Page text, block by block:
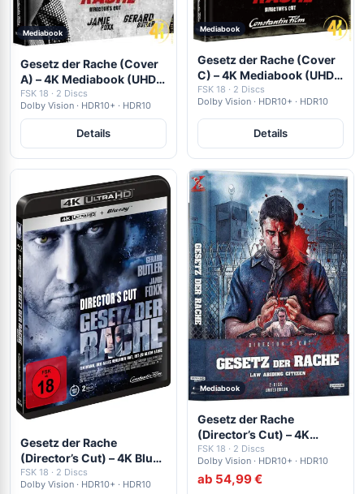
Mediabook
Gesetz der Rache (Cover
A) – 4K Mediabook (UHD +
Blu-ray Disc)
FSK 18 · 2 Discs
Dolby Vision · HDR10+ · HDR10
Details
Mediabook
Gesetz der Rache (Cover
C) – 4K Mediabook (UHD
+ Blu-ray Disc)
FSK 18 · 2 Discs
Dolby Vision · HDR10+ · HDR10
Details
Gesetz der Rache
(Director’s Cut) – 4K Blu-
ray (UHD + Blu-ray Disc)
FSK 18 · 2 Discs
Dolby Vision · HDR10+ · HDR10
Mediabook
Gesetz der Rache
(Director’s Cut) – 4K
Mediabook (wattiert)
(UHD + Blu-ray Disc)
FSK 18 · 2 Discs
Dolby Vision · HDR10+ · HDR10
ab 54,99 €